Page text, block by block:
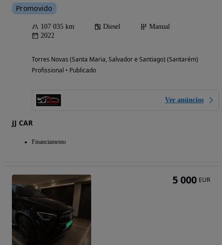
Promovido
107 035 km Diesel
Manual
2022
Torres Novas (Santa Maria, Salvador e Santiago) (Santarém)
Profissional • Publicado
Ver anúncios
JJ CAR
Financiamento
5 000 EUR